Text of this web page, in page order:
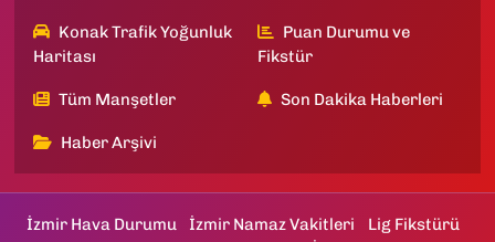
Konak Trafik Yoğunluk
Haritası
Puan Durumu ve
Fikstür
Tüm Manşetler Son Dakika Haberleri
Haber Arşivi
İzmir Hava Durumu İzmir Namaz Vakitleri
Lig Fikstürü